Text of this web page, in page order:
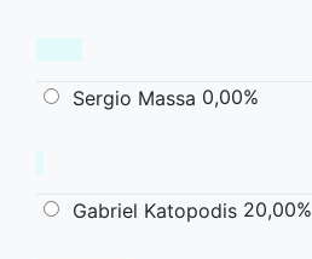
Sergio Massa 0,00%
Gabriel Katopodis 20,00%